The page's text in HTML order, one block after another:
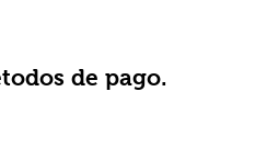
de pago.